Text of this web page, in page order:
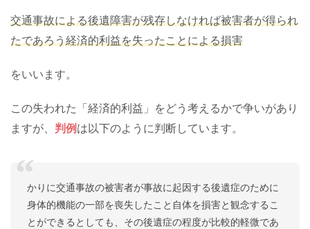
交通事故による後遺障害が残存しなければ被害者が得られ
たであろう経済的利益を失ったことによる損害
をいいます。
この失われた「経済的利益」をどう考えるかで争いがあり
ますが、 判例 は以下のように判断しています。
かりに交通事故の被害者が事故に起因する後遺症のために
身体的機能の一部を喪失したこと自体を損害と観念するこ
とができるとしても、その後遺症の程度が比較的軽微であ